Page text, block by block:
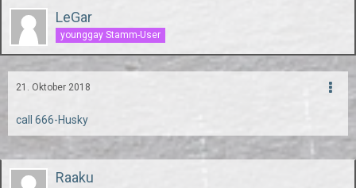
LeGar
younggay Stamm-User
21. Oktober 2018
call 666-Husky
Raaku